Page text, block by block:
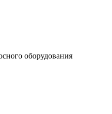
оборудования